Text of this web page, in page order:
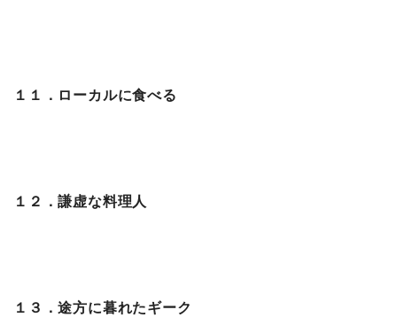
１１．ローカルに食べる
１２．謙虚な料理人
１３．途方に暮れたギーク